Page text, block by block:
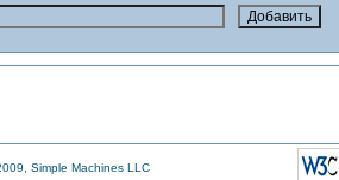
Simple Machines LLC